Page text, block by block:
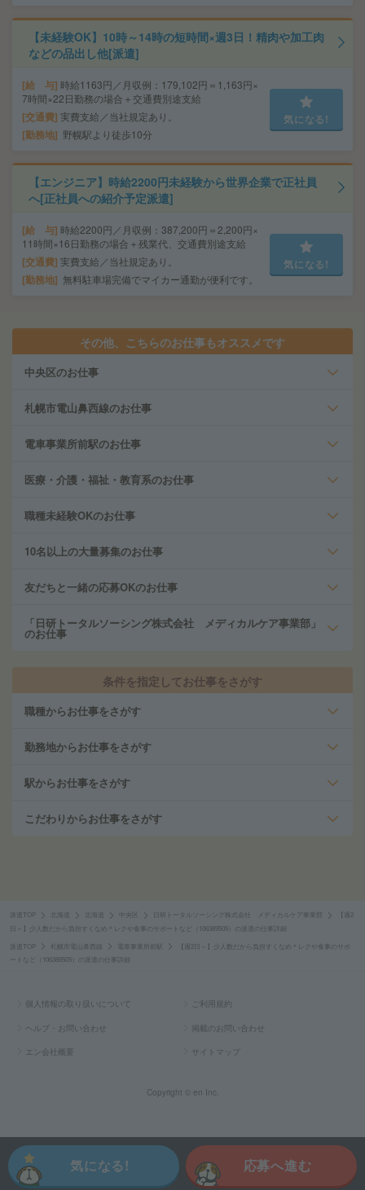
応募へ進む
気になる!
【未経験OK】10時～14時の短時間×週3日！精肉や加工肉
などの品出し他[派遣]
給 与 時給1163円／月収例：179,102円＝1,163円×
7時間×22日勤務の場合＋交通費別途支給
交通費 実費支給／当社規定あり。
勤務地 野幌駅より徒歩10分
気になる!
【エンジニア】時給2200円未経験から世界企業で正社員
へ[正社員への紹介予定派遣]
給 与 時給2200円／月収例：387,200円＝2,200円×
11時間×16日勤務の場合＋残業代、交通費別途支給
交通費 実費支給／当社規定あり。
勤務地 無料駐車場完備でマイカー通勤が便利です。
気になる!
その他、こちらのお仕事もオススメです
中央区のお仕事
札幌市電山鼻西線のお仕事
電車事業所前駅のお仕事
医療・介護・福祉・教育系のお仕事
職種未経験OKのお仕事
10名以上の大量募集のお仕事
友だちと一緒の応募OKのお仕事
「日研トータルソーシング株式会社 メディカルケア事業部」
のお仕事
条件を指定してお仕事をさがす
職種からお仕事をさがす
勤務地からお仕事をさがす
駅からお仕事をさがす
こだわりからお仕事をさがす
派遣TOP 北海道 北海道 中央区 日研トータルソーシング株式会社 メディカルケア事業部
【週2
日～】少人数だから負担すくなめ＊レクや食事のサポートなど（106389505）の派遣の仕事詳細
派遣TOP 札幌市電山鼻西線 電車事業所前駅
【週2日～】少人数だから負担すくなめ＊レクや食事のサポ
ートなど（106389505）の派遣の仕事詳細
個人情報の取り扱いについて ご利用規約
ヘルプ・お問い合わせ 掲載のお問い合わせ
エン会社概要 サイトマップ
Copyright © en Inc.